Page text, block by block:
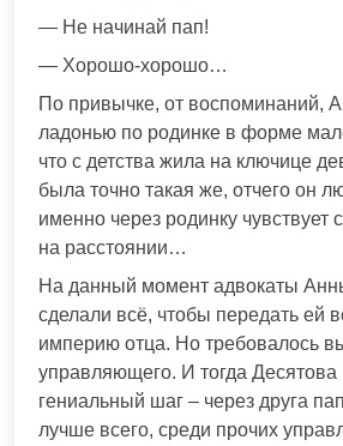
— Не начинай пап!
— Хорошо-хорошо…
По привычке, от воспоминаний,
ладонью по родинке в форме
что с детства жила на ключице
была точно такая же, отчего он
именно через родинку чувствует
на расстоянии…
На данный момент адвокаты
сделали всё, чтобы передать ей
империю отца. Но требовалось
управляющего. И тогда
гениальный шаг – через друга
лучше всего, среди прочих